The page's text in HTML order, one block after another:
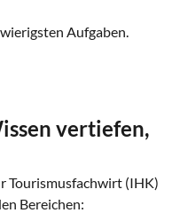
Aufgaben.
vertiefen,
Tourismusfachwirt (IHK)
Bereichen: